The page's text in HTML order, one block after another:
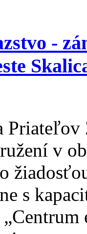
-
Priateľov
v
s